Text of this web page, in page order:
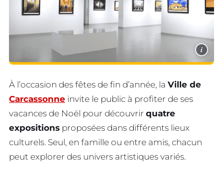
i
À l’occasion des fêtes de fin d’année, la Ville de
Carcassonne invite le public à profiter de ses
vacances de Noël pour découvrir quatre
expositions proposées dans différents lieux
culturels. Seul, en famille ou entre amis, chacun
peut explorer des univers artistiques variés.